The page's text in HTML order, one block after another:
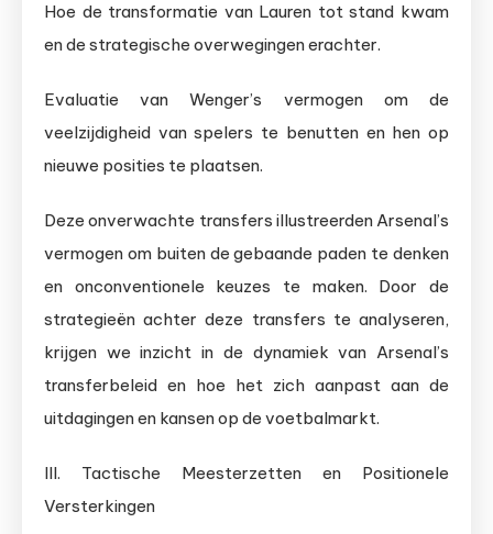
Hoe de transformatie van Lauren tot stand kwam
en de strategische overwegingen erachter.
Evaluatie van Wenger’s vermogen om de
veelzijdigheid van spelers te benutten en hen op
nieuwe posities te plaatsen.
Deze onverwachte transfers illustreerden Arsenal’s
vermogen om buiten de gebaande paden te denken
en onconventionele keuzes te maken. Door de
strategieën achter deze transfers te analyseren,
krijgen we inzicht in de dynamiek van Arsenal’s
transferbeleid en hoe het zich aanpast aan de
uitdagingen en kansen op de voetbalmarkt.
III. Tactische Meesterzetten en Positionele
Versterkingen